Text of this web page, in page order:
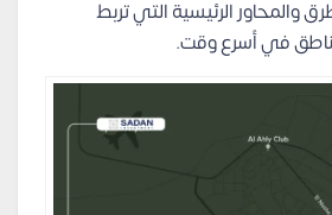
والمحاور الرئيسية التي تربط
في أسرع وقت.